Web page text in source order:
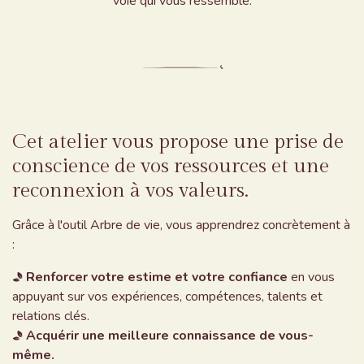
Cet atelier vous propose une prise de
conscience de vos ressources et une
reconnexion à vos valeurs.
Grâce à l'outil Arbre de vie, vous apprendrez concrètement à
:
Renforcer votre estime et votre confiance en vous
appuyant sur vos expériences, compétences, talents et
relations clés.
Acquérir une meilleure connaissance de vous-
même.